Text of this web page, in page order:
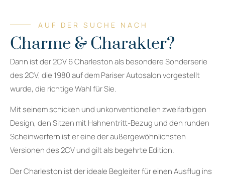
AUF DER SUCHE NACH
Charme & Charakter?
Dann ist der 2CV 6 Charleston als besondere Sonderserie
des 2CV, die 1980 auf dem Pariser Autosalon vorgestellt
wurde, die richtige Wahl für Sie.
Mit seinem schicken und unkonventionellen zweifarbigen
Design, den Sitzen mit Hahnentritt-Bezug und den runden
Scheinwerfern ist er eine der außergewöhnlichsten
Versionen des 2CV und gilt als begehrte Edition.
Der Charleston ist der ideale Begleiter für einen Ausflug ins